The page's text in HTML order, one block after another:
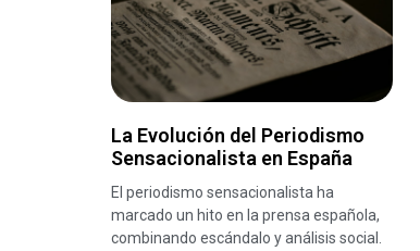
La Evolución del Periodismo
Sensacionalista en España
El periodismo sensacionalista ha
marcado un hito en la prensa española,
combinando escándalo y análisis social.